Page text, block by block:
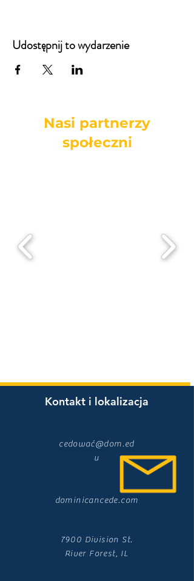
Udostępnij to wydarzenie
Nasi partnerzy
społeczni
Kontakt i lokalizacja
cedować@dom.ed
u
dominicancede.com
7900 Division St.
River Forest, IL